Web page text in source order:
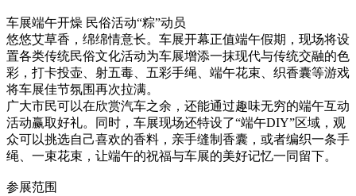
车展端午开燥 民俗活动“粽”动员
悠悠艾草香，绵绵情意长。车展开幕正值端午假期，现场将设
置各类传统民俗文化活动为车展增添一抹现代与传统交融的色
彩，打卡投壶、射五毒、五彩手绳、端午花束、织香囊等游戏
将车展佳节氛围再次拉满。
广大市民可以在欣赏汽车之余，还能通过趣味无穷的端午互动
活动赢取好礼。同时，车展现场还特设了“端午DIY”区域，观
众可以挑选自己喜欢的香料，亲手缝制香囊，或者编织一条手
绳、一束花束，让端午的祝福与车展的美好记忆一同留下。
参展范围